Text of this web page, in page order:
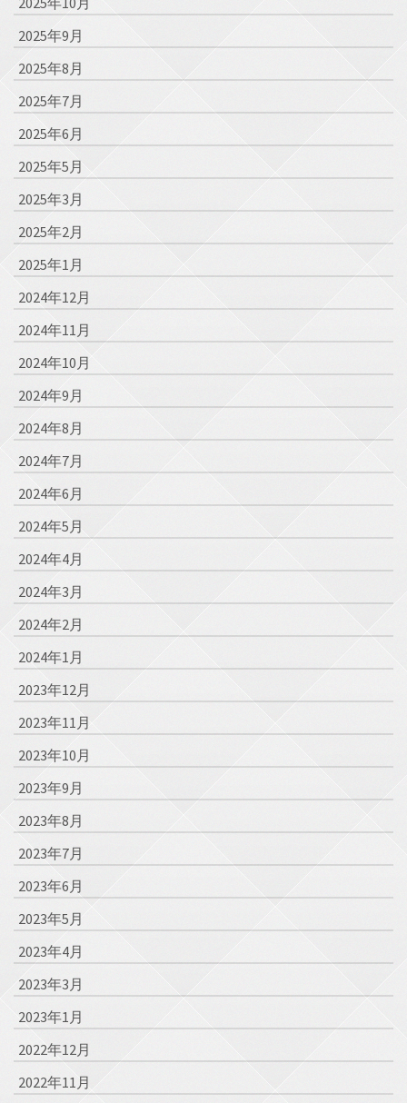
2025年9月
2025年8月
2025年7月
2025年6月
2025年5月
2025年3月
2025年2月
2025年1月
2024年12月
2024年11月
2024年10月
2024年9月
2024年8月
2024年7月
2024年6月
2024年5月
2024年4月
2024年3月
2024年2月
2024年1月
2023年12月
2023年11月
2023年10月
2023年9月
2023年8月
2023年7月
2023年6月
2023年5月
2023年4月
2023年3月
2023年1月
2022年12月
2022年11月